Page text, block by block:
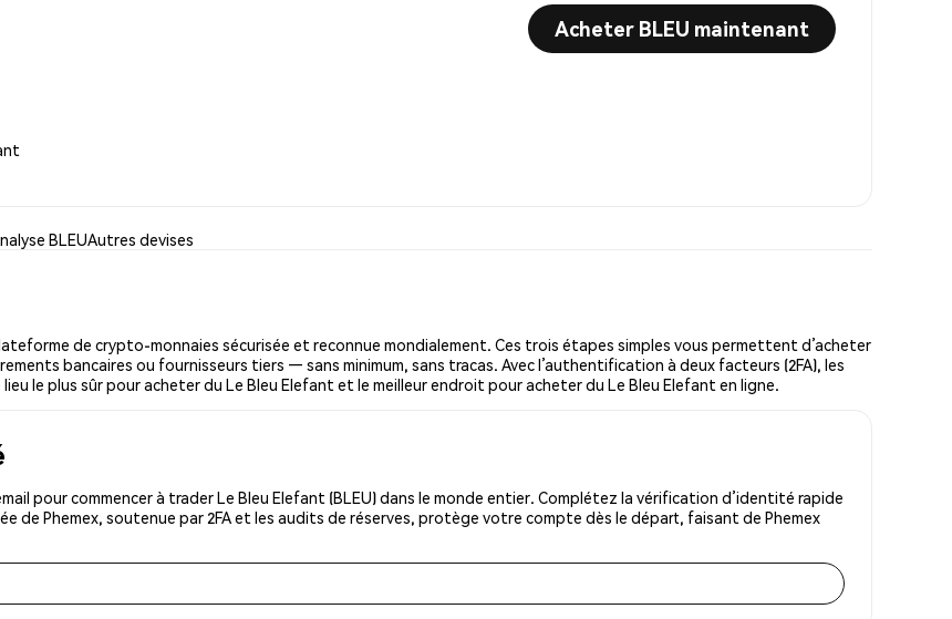
Acheter BLEU maintenant
BLEUAutres devises
de crypto-monnaies sécurisée et reconnue mondialement. Ces trois étapes simples vous permettent d’acheter
bancaires ou fournisseurs tiers — sans minimum, sans tracas. Avec l’authentification à deux facteurs (2FA), les
le plus sûr pour acheter du Le Bleu Elefant et le meilleur endroit pour acheter du Le Bleu Elefant en ligne.
pour commencer à trader Le Bleu Elefant (BLEU) dans le monde entier. Complétez la vérification d’identité rapide
de Phemex, soutenue par 2FA et les audits de réserves, protège votre compte dès le départ, faisant de Phemex